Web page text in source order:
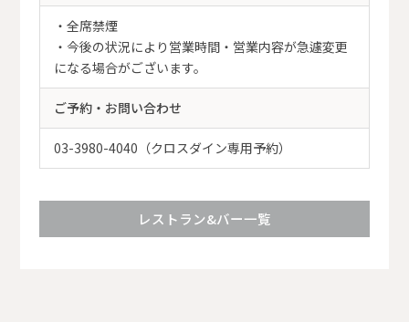
・全席禁煙
・今後の状況により営業時間・営業内容が急遽変更
になる場合がございます。
ご予約・お問い合わせ
03-3980-4040（クロスダイン専用予約）
レストラン&バー一覧